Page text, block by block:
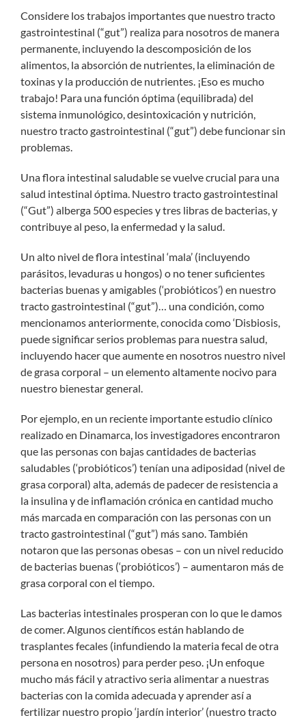
Considere los trabajos importantes que nuestro tracto
gastrointestinal (“gut”) realiza para nosotros de manera
permanente, incluyendo la descomposición de los
alimentos, la absorción de nutrientes, la eliminación de
toxinas y la producción de nutrientes. ¡Eso es mucho
trabajo! Para una función óptima (equilibrada) del
sistema inmunológico, desintoxicación y nutrición,
nuestro tracto gastrointestinal (“gut”) debe funcionar sin
problemas.
Una flora intestinal saludable se vuelve crucial para una
salud intestinal óptima. Nuestro tracto gastrointestinal
(“Gut”) alberga 500 especies y tres libras de bacterias, y
contribuye al peso, la enfermedad y la salud.
Un alto nivel de flora intestinal ‘mala’ (incluyendo
parásitos, levaduras u hongos) o no tener suficientes
bacterias buenas y amigables (‘probióticos’) en nuestro
tracto gastrointestinal (“gut”)… una condición, como
mencionamos anteriormente, conocida como ‘Disbiosis,
puede significar serios problemas para nuestra salud,
incluyendo hacer que aumente en nosotros nuestro nivel
de grasa corporal – un elemento altamente nocivo para
nuestro bienestar general.
Por ejemplo, en un reciente importante estudio clínico
realizado en Dinamarca, los investigadores encontraron
que las personas con bajas cantidades de bacterias
saludables (‘probióticos’) tenían una adiposidad (nivel de
grasa corporal) alta, además de padecer de resistencia a
la insulina y de inflamación crónica en cantidad mucho
más marcada en comparación con las personas con un
tracto gastrointestinal (“gut”) más sano. También
notaron que las personas obesas – con un nivel reducido
de bacterias buenas (‘probióticos’) – aumentaron más de
grasa corporal con el tiempo.
Las bacterias intestinales prosperan con lo que le damos
de comer. Algunos científicos están hablando de
trasplantes fecales (infundiendo la materia fecal de otra
persona en nosotros) para perder peso. ¡Un enfoque
mucho más fácil y atractivo seria alimentar a nuestras
bacterias con la comida adecuada y aprender así a
fertilizar nuestro propio ‘jardín interior’ (nuestro tracto